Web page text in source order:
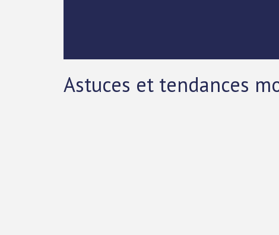
Astuces et tendances